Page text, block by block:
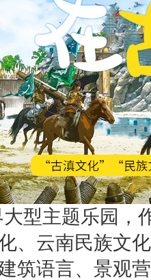
型主题乐园，
、云南民族文
筑语言、景观